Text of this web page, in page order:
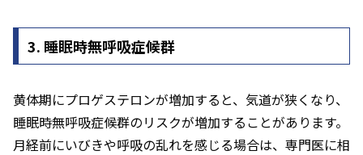
3. 睡眠時無呼吸症候群
黄体期にプロゲステロンが増加すると、気道が狭くなり、
睡眠時無呼吸症候群のリスクが増加することがあります。
月経前にいびきや呼吸の乱れを感じる場合は、専門医に相